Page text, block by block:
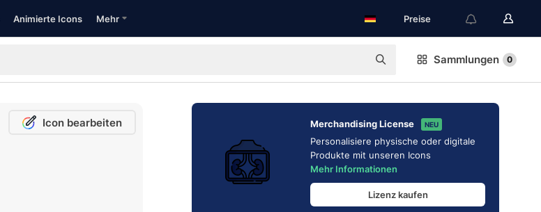
Animierte Icons Mehr Preise
Sammlungen 0
Icon bearbeiten Merchandising License NEU
Personalisiere physische oder digitale
Produkte mit unseren Icons
Mehr Informationen
Lizenz kaufen